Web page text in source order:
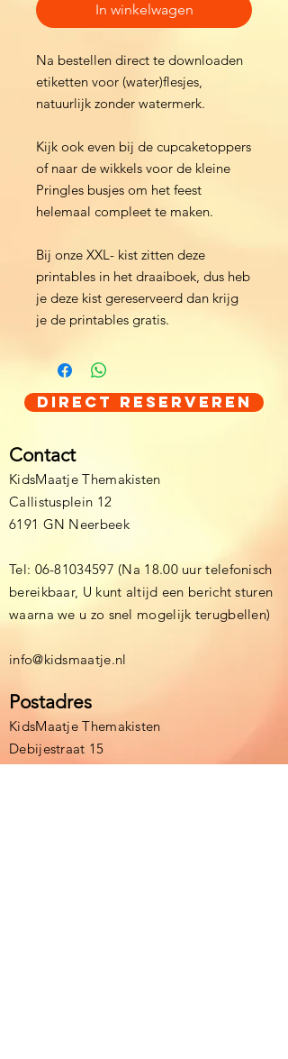
In winkelwagen
Na bestellen direct te downloaden
etiketten voor (water)flesjes,
natuurlijk zonder watermerk.
Kijk ook even bij de cupcaketoppers
of naar de wikkels voor de kleine
Pringles busjes om het feest
helemaal compleet te maken.
Bij onze XXL- kist zitten deze
printables in het draaiboek, dus heb
je deze kist gereserveerd dan krijg
je de printables gratis.
Direct Reserveren
Contact
KidsMaatje Themakisten
Callistusplein 12
6191 GN Neerbeek
Tel: 06-81034597 (Na 18.00 uur telefonisch
bereikbaar, U kunt altijd een bericht sturen
waarna we u zo snel mogelijk terugbellen)
info@kidsmaatje.nl
Postadres
KidsMaatje Themakisten
Debijestraat 15